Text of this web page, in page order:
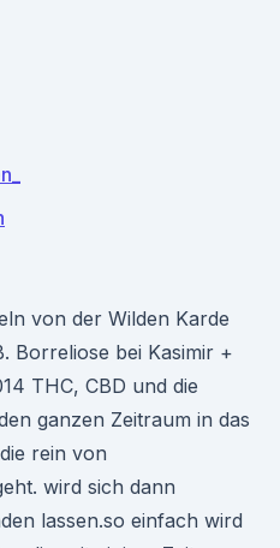
von der Wilden Karde
Borreliose bei Kasimir +
THC, CBD und die
ganzen Zeitraum in das
rein von
wird sich dann
lassen.so einfach wird